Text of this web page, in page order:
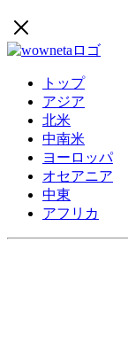
トップ
アジア
北米
中南米
ヨーロッパ
オセアニア
中東
アフリカ